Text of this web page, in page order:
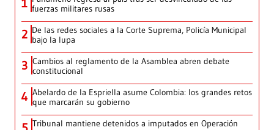
1 fuerzas militares rusas
2 De las redes sociales a la Corte Suprema, Policía Municipal
bajo la lupa
3 Cambios al reglamento de la Asamblea abren debate
constitucional
4 Abelardo de la Espriella asume Colombia: los grandes retos
que marcarán su gobierno
Tribunal mantiene detenidos a imputados en Operación